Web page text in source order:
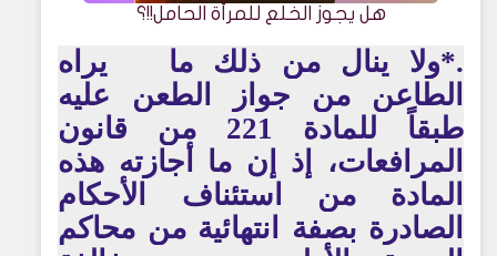
هل يجوز الخلع للمرأة الحامل!!؟
.*ولا ينال من ذلك ما يراه
الطاعن من جواز الطعن عليه
طبقاً للمادة 221 من قانون
المرافعات، إذ إن ما أجازته هذه
المادة من استئناف الأحكام
الصادرة بصفة انتهائية من محاكم